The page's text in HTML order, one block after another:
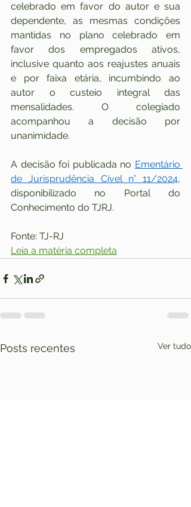
celebrado em favor do autor e sua
dependente, as mesmas condições
mantidas no plano celebrado em
favor dos empregados ativos,
inclusive quanto aos reajustes anuais
e por faixa etária, incumbindo ao
autor o custeio integral das
mensalidades. O colegiado
acompanhou a decisão por
unanimidade.
A decisão foi publicada no Ementário
de Jurisprudência Cível n° 11/2024,
disponibilizado no Portal do
Conhecimento do TJRJ.
Fonte: TJ-RJ
Leia a matéria completa
Posts recentes Ver tudo